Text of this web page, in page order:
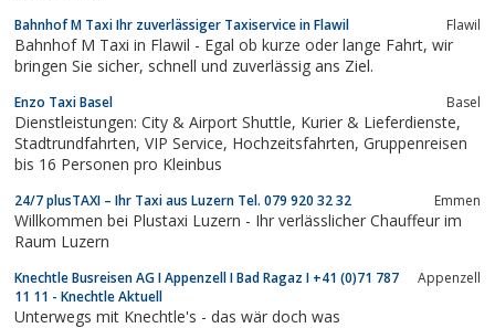
Bahnhof M Taxi Ihr zuverlässiger Taxiservice in Flawil Flawil
Bahnhof M Taxi in Flawil - Egal ob kurze oder lange Fahrt, wir
bringen Sie sicher, schnell und zuverlässig ans Ziel.
Enzo Taxi Basel Basel
Dienstleistungen: City & Airport Shuttle, Kurier & Lieferdienste,
Stadtrundfahrten, VIP Service, Hochzeitsfahrten, Gruppenreisen
bis 16 Personen pro Kleinbus
24/7 plusTAXI – Ihr Taxi aus Luzern Tel. 079 920 32 32 Emmen
Willkommen bei Plustaxi Luzern - Ihr verlässlicher Chauffeur im
Raum Luzern
Knechtle Busreisen AG I Appenzell I Bad Ragaz I +41 (0)71 787
11 11 - Knechtle Aktuell
Appenzell
Unterwegs mit Knechtle's - das wär doch was